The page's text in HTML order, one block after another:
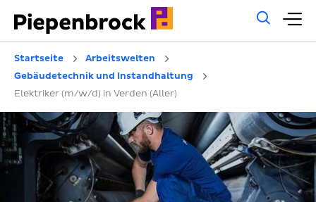
Startseite
Arbeitswelten
Gebäudetechnik und Instandhaltung
Elektriker (m/w/d) in Verden (Aller)